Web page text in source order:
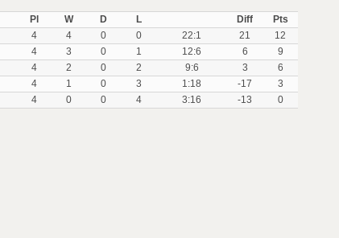
Pl
W D L Diff
Pts
4 4 0 0 22:1 21
12
4 3 0 1 12:6 6
9
4 2 0 2 9:6 3
6
4 1 0 3 1:18 -17
3
4 0 0 4 3:16 -13 0